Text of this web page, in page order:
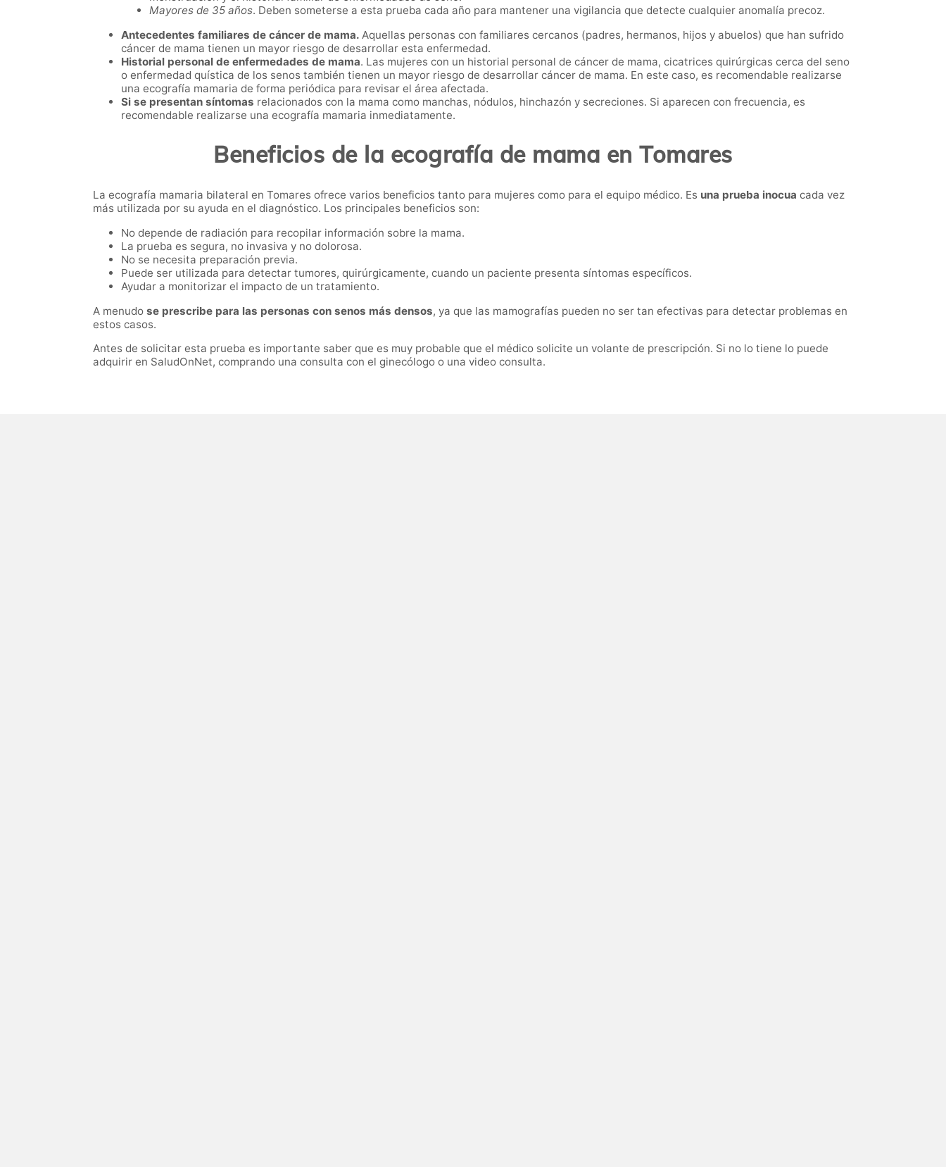
Mayores de 35 años. Deben someterse a esta prueba cada año para mantener una vigilancia que detecte cualquier anomalía precoz.
Antecedentes familiares de cáncer de mama. Aquellas personas con familiares cercanos (padres, hermanos, hijos y abuelos) que han sufrido
cáncer de mama tienen un mayor riesgo de desarrollar esta enfermedad.
Historial personal de enfermedades de mama. Las mujeres con un historial personal de cáncer de mama, cicatrices quirúrgicas cerca del seno
o enfermedad quística de los senos también tienen un mayor riesgo de desarrollar cáncer de mama. En este caso, es recomendable realizarse
una ecografía mamaria de forma periódica para revisar el área afectada.
Si se presentan síntomas relacionados con la mama como manchas, nódulos, hinchazón y secreciones. Si aparecen con frecuencia, es
recomendable realizarse una ecografía mamaria inmediatamente.
Beneficios de la ecografía de mama en Tomares
La ecografía mamaria bilateral en Tomares ofrece varios beneficios tanto para mujeres como para el equipo médico. Es una prueba inocua cada vez
más utilizada por su ayuda en el diagnóstico. Los principales beneficios son:
No depende de radiación para recopilar información sobre la mama.
La prueba es segura, no invasiva y no dolorosa.
No se necesita preparación previa.
Puede ser utilizada para detectar tumores, quirúrgicamente, cuando un paciente presenta síntomas específicos.
Ayudar a monitorizar el impacto de un tratamiento.
A menudo se prescribe para las personas con senos más densos, ya que las mamografías pueden no ser tan efectivas para detectar problemas en
estos casos.
Antes de solicitar esta prueba es importante saber que es muy probable que el médico solicite un volante de prescripción. Si no lo tiene lo puede
adquirir en SaludOnNet, comprando una consulta con el ginecólogo o una video consulta.